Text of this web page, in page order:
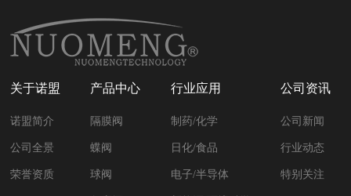
关于诺盟
诺盟简介
公司全景
荣誉资质
产品中心
隔膜阀
蝶阀
球阀
行业应用
制药/化学
日化/食品
电子/半导体
公司资讯
公司新闻
行业动态
特别关注